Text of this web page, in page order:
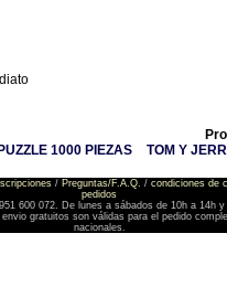
1000 PIEZAS
TOM Y
/ Preguntas/F.A.Q. / condiciones de
pedidos
600 072. De lunes a sábados de 10h a 14h y
gratuitos son válidas para el pedido
nacionales.